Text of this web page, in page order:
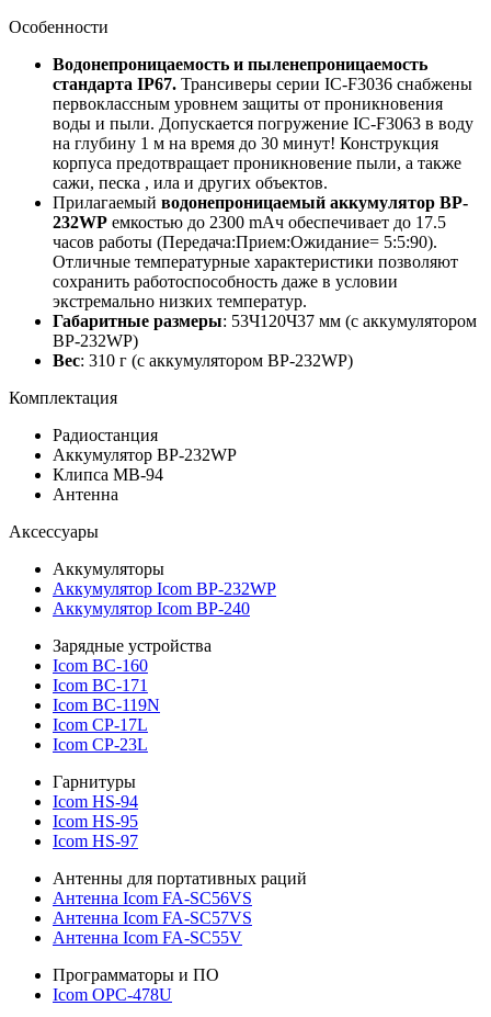
Особенности
Водонепроницаемость и пыленепроницаемость
стандарта IP67. Трансиверы серии IC-F3036 снабжены
первоклассным уровнем защиты от проникновения
воды и пыли. Допускается погружение IC-F3063 в воду
на глубину 1 м на время до 30 минут! Конструкция
корпуса предотвращает проникновение пыли, а также
сажи, песка , ила и других объектов.
Прилагаемый водонепроницаемый аккумулятор BP-
232WP емкостью до 2300 mАч обеспечивает до 17.5
часов работы (Передача:Прием:Ожидание= 5:5:90).
Отличные температурные характеристики позволяют
сохранить работоспособность даже в условии
экстремально низких температур.
Габаритные размеры: 53Ч120Ч37 мм (с аккумулятором
BP-232WP)
Вес: 310 г (с аккумулятором BP-232WP)
Комплектация
Радиостанция
Аккумулятор BP-232WP
Клипса MB-94
Антенна
Аксессуары
Аккумуляторы
Аккумулятор Icom BP-232WP
Аккумулятор Icom BP-240
Зарядные устройства
Icom BC-160
Icom BC-171
Icom BC-119N
Icom CP-17L
Icom CP-23L
Гарнитуры
Icom HS-94
Icom HS-95
Icom HS-97
Антенны для портативных раций
Антенна Icom FA-SC56VS
Антенна Icom FA-SC57VS
Антенна Icom FA-SC55V
Программаторы и ПО
Icom OPC-478U